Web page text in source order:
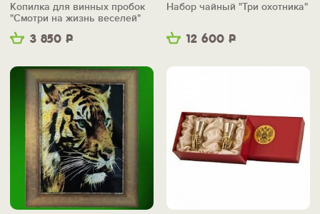
3 850 Р
Копилка для винных пробок
"Смотри на жизнь веселей"
12 600 Р
Набор чайный "Три охотника"